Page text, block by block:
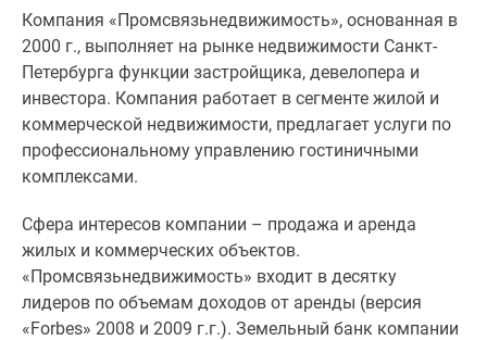
Компания «Промсвязьнедвижимость», основанная в
2000 г., выполняет на рынке недвижимости Санкт-
Петербурга функции застройщика, девелопера и
инвестора. Компания работает в сегменте жилой и
коммерческой недвижимости, предлагает услуги по
профессиональному управлению гостиничными
комплексами.
Сфера интересов компании – продажа и аренда
жилых и коммерческих объектов.
«Промсвязьнедвижимость» входит в десятку
лидеров по объемам доходов от аренды (версия
«Forbes» 2008 и 2009 г.г.). Земельный банк компании